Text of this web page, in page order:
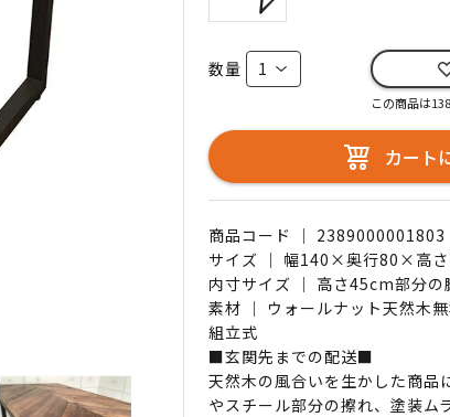
数量
この商品は
カート
商品コード ｜ 2389000001803
サイズ ｜ 幅140×奥行80×高
内寸サイズ ｜ 高さ45cm部分
素材 ｜ ウォールナット天然木
組立式
■玄関先までの配送■
天然木の風合いを生かした商品
やスチール部分の擦れ、塗装ム